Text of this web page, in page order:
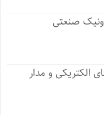
صنعتی
الکتریکی و مدار